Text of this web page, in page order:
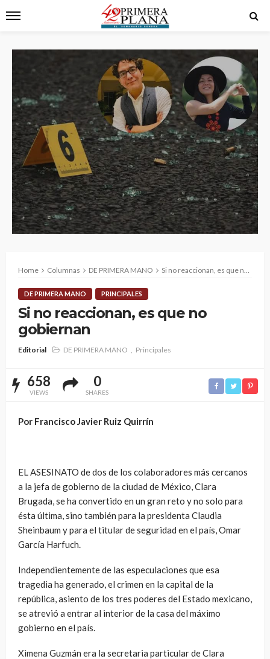
Home Columnas DE PRIMERA MANO Si no reaccionan, es que no gobiernan
DE PRIMERA MANO PRINCIPALES
Si no reaccionan, es que no
gobiernan
Editorial DE PRIMERA MANO Principales
658
VIEWS
0
SHARES
Por Francisco Javier Ruiz Quirrín
EL ASESINATO de dos de los colaboradores más cercanos
a la jefa de gobierno de la ciudad de México, Clara
Brugada, se ha convertido en un gran reto y no solo para
ésta última, sino también para la presidenta Claudia
Sheinbaum y para el titular de seguridad en el país, Omar
García Harfuch.
Independientemente de las especulaciones que esa
tragedia ha generado, el crimen en la capital de la
república, asiento de los tres poderes del Estado mexicano,
se atrevió a entrar al interior de la casa del máximo
gobierno en el país.
Ximena Guzmán era la secretaria particular de Clara